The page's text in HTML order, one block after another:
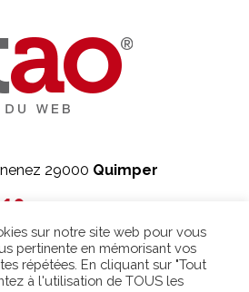
29000 Quimper
Linkedin
sur notre site web pour vous
pertinente en mémorisant vos
répétées. En cliquant sur "Tout
à l'utilisation de TOUS les